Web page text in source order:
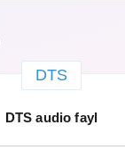
DTS
DTS audio fayl